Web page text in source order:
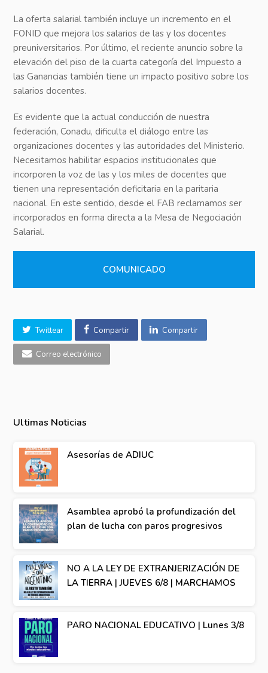
La oferta salarial también incluye un incremento en el
FONID que mejora los salarios de las y los docentes
preuniversitarios. Por último, el reciente anuncio sobre la
elevación del piso de la cuarta categoría del Impuesto a
las Ganancias también tiene un impacto positivo sobre los
salarios docentes.
Es evidente que la actual conducción de nuestra
federación, Conadu, dificulta el diálogo entre las
organizaciones docentes y las autoridades del Ministerio.
Necesitamos habilitar espacios institucionales que
incorporen la voz de las y los miles de docentes que
tienen una representación deficitaria en la paritaria
nacional. En este sentido, desde el FAB reclamamos ser
incorporados en forma directa a la Mesa de Negociación
Salarial.
COMUNICADO
Twittear Compartir Compartir
Correo electrónico
Ultimas Noticias
Asesorías de ADIUC
Asamblea aprobó la profundización del
plan de lucha con paros progresivos
NO A LA LEY DE EXTRANJERIZACIÓN DE
LA TIERRA | JUEVES 6/8 | MARCHAMOS
PARO NACIONAL EDUCATIVO | Lunes 3/8